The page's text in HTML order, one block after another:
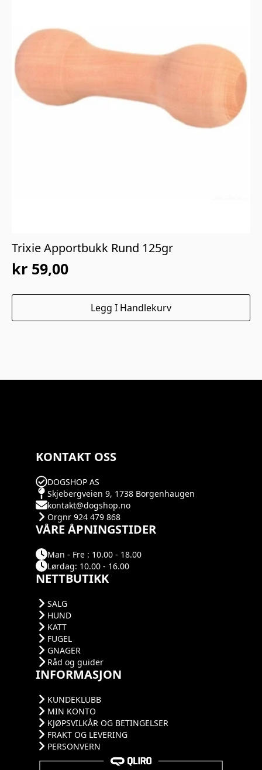
Trixie Apportbukk Rund 125gr
kr 59,00
Legg I Handlekurv
KONTAKT OSS
DOGSHOP AS
Skjebergveien 9, 1738 Borgenhaugen
kontakt@dogshop.no
Orgnr 924 479 868
VÅRE ÅPNINGSTIDER
Man - Fre : 10.00 - 18.00
Lørdag: 10.00 - 16.00
NETTBUTIKK
SALG
HUND
KATT
FUGEL
GNAGER
Råd og guider
INFORMASJON
KUNDEKLUBB
MIN KONTO
KJØPSVILKÅR OG BETINGELSER
FRAKT OG LEVERING
PERSONVERN